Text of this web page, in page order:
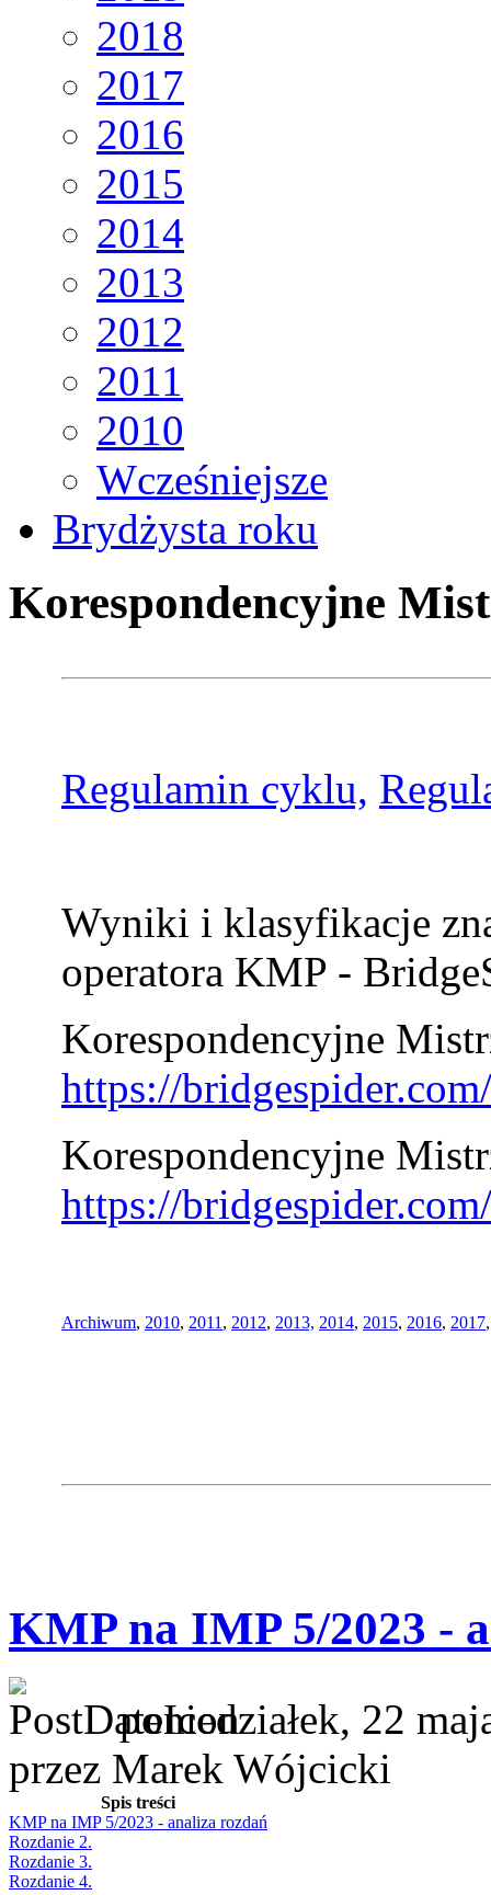
2018
2017
2016
2015
2014
2013
2012
2011
2010
Wcześniejsze
Brydżysta roku
Korespondencyjne
Regulamin cyklu,
Wyniki i klasyfikacje
operatora KMP -
Korespondencyjne
https://
Korespondencyjne
https://
Archiwum, 2010, 2011 , 2012, 2013, 2014, 2015, 2016, 2017
KMP na IMP 5/2023 -
poniedziałek, 22
przez Marek Wójcicki
Spis treści
KMP na IMP 5/2023 - analiza rozdań
Rozdanie 2.
Rozdanie 3.
Rozdanie 4.